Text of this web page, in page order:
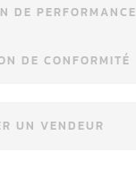
DE PERFORMANCE
DE CONFORMITÉ
UN VENDEUR